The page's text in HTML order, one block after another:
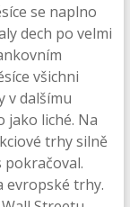
se naplno
dech po velmi
všichni
v dalšímu
jako liché. Na
trhy silně
pokračoval.
evropské trhy.